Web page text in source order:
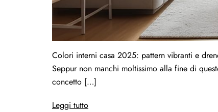
Colori interni casa 2025: pattern vibranti e
Seppur non manchi moltissimo alla fine di
concetto […]
Leggi tutto